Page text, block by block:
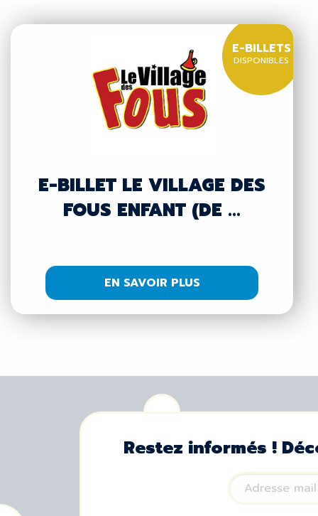
E-BILLET LE VILLAGE DES
FOUS ENFANT (DE ...
E-BILLETS
DISPONIBLES
EN SAVOIR PLUS
Restez informés !